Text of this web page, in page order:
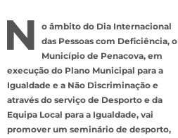
N
o âmbito do Dia Internacional
das Pessoas com Deficiência, o
Município de Penacova, em
execução do Plano Municipal para a
Igualdade e a Não Discriminação e
através do serviço de Desporto e da
Equipa Local para a Igualdade, vai
promover um seminário de desporto,